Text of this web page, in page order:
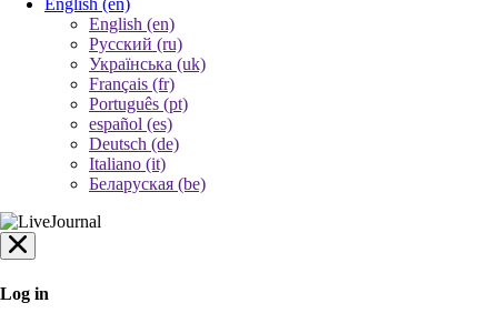
English (en)
English (en)
Русский (ru)
Українська (uk)
Français (fr)
Português (pt)
español (es)
Deutsch (de)
Italiano (it)
Беларуская (be)
Log in